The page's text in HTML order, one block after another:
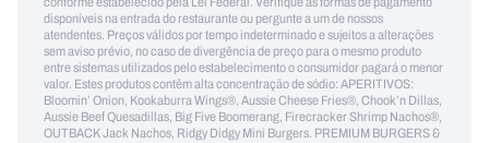
disponíveis na entrada do restaurante ou pergunte a um de nossos
atendentes. Preços válidos por tempo indeterminado e sujeitos a alterações
sem aviso prévio, no caso de divergência de preço para o mesmo produto
entre sistemas utilizados pelo estabelecimento o consumidor pagará o menor
valor. Estes produtos contêm alta concentração de sódio: APERITIVOS:
Bloomin’ Onion, Kookaburra Wings®, Aussie Cheese Fries®, Chook’n Dillas,
Aussie Beef Quesadillas, Big Five Boomerang, Firecracker Shrimp Nachos®,
OUTBACK Jack Nachos, Ridgy Didgy Mini Burgers. PREMIUM BURGERS &